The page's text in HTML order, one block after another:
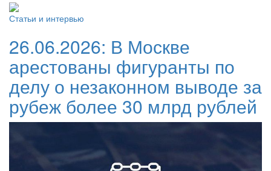
Статьи и интервью
26.06.2026: В Москве
арестованы фигуранты по
делу о незаконном выводе за
рубеж более 30 млрд рублей